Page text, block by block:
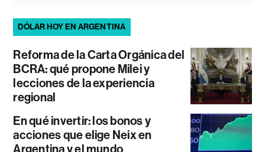
DÓLAR HOY EN ARGENTINA
Reforma de la Carta Orgánica del
BCRA: qué propone Milei y
lecciones de la experiencia
regional
En qué invertir: los bonos y
acciones que elige Neix en
Argentina y el mundo